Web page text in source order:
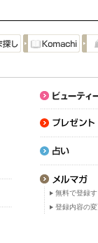
無料で登録
登録内容の